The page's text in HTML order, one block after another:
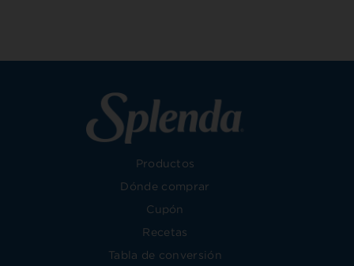
Productos
Dónde comprar
Cupón
Recetas
Tabla de conversión